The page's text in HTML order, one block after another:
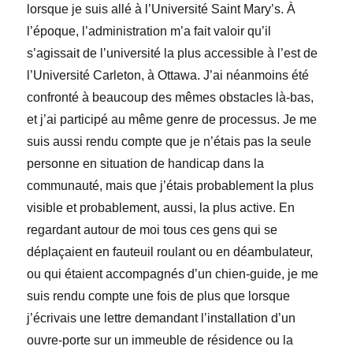
lorsque je suis allé à l’Université Saint Mary’s. À
l’époque, l’administration m’a fait valoir qu’il
s’agissait de l’université la plus accessible à l’est de
l’Université Carleton, à Ottawa. J’ai néanmoins été
confronté à beaucoup des mêmes obstacles là-bas,
et j’ai participé au même genre de processus. Je me
suis aussi rendu compte que je n’étais pas la seule
personne en situation de handicap dans la
communauté, mais que j’étais probablement la plus
visible et probablement, aussi, la plus active. En
regardant autour de moi tous ces gens qui se
déplaçaient en fauteuil roulant ou en déambulateur,
ou qui étaient accompagnés d’un chien-guide, je me
suis rendu compte une fois de plus que lorsque
j’écrivais une lettre demandant l’installation d’un
ouvre-porte sur un immeuble de résidence ou la